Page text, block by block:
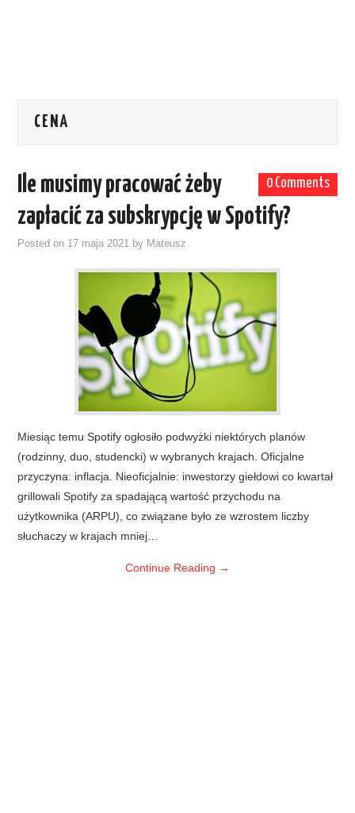
CENA
0 Comments
Ile musimy pracować żeby
zapłacić za subskrypcję w Spotify?
Posted on 17 maja 2021 by Mateusz
Miesiąc temu Spotify ogłosiło podwyżki niektórych planów
(rodzinny, duo, studencki) w wybranych krajach. Oficjalne
przyczyna: inflacja. Nieoficjalnie: inwestorzy giełdowi co kwartał
grillowali Spotify za spadającą wartość przychodu na
użytkownika (ARPU), co związane było ze wzrostem liczby
słuchaczy w krajach mniej…
Continue Reading →